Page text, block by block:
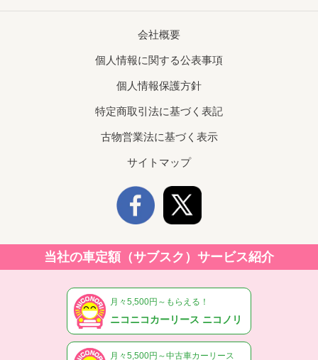
会社概要
個人情報に関する公表事項
個人情報保護方針
特定商取引法に基づく表記
古物営業法に基づく表示
サイトマップ
当社の車定額（サブスク）サービス紹介
月々5,500円～もらえる！
ニコニコカーリース ニコノリ
月々5,500円～中古車カーリース